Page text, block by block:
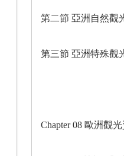
第二節 亞洲自然觀
第三節 亞洲特殊觀
Chapter 08 歐洲觀